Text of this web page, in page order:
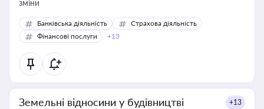
зміни
Банківська діяльність
Страхова діяльність
Фінансові послуги
+13
Земельні відносини у будівництві +13